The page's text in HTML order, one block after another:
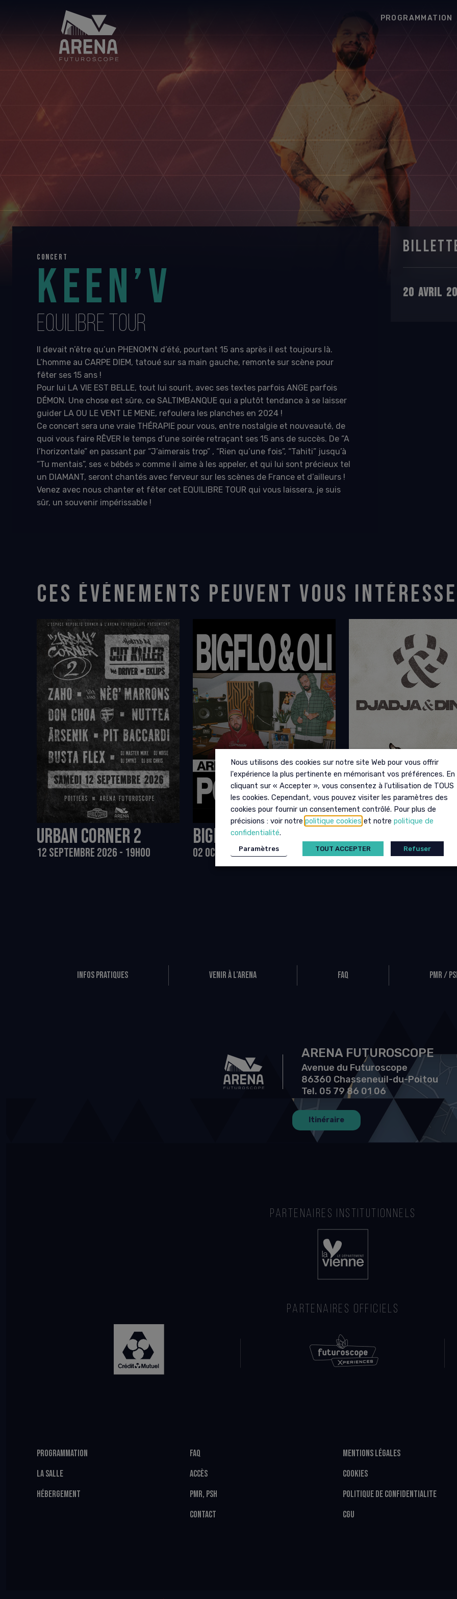
Arena
Futuroscope
PROGRAMMATION
CONCERT
KEEN’V
EQUILIBRE TOUR
Il devait n’être qu’un PHENOM’N d’été, pourtant 15 ans après il est toujours là.
L’homme au CARPE DIEM, tatoué sur sa main gauche, remonte sur scène pour
fêter ses 15 ans !
Pour lui LA VIE EST BELLE, tout lui sourit, avec ses textes parfois ANGE parfois
DÉMON. Une chose est sûre, ce SALTIMBANQUE qui a plutôt tendance à se laisser
guider LA OU LE VENT LE MENE, refoulera les planches en 2024 !
Ce concert sera une vraie THÉRAPIE pour vous, entre nostalgie et nouveauté, de
quoi vous faire RÊVER le temps d’une soirée retraçant ses 15 ans de succès. De “A
l’horizontale” en passant par “J’aimerais trop” , “Rien qu’une fois”, “Tahiti” jusqu’à
“Tu mentais”, ses « bébés » comme il aime à les appeler, et qui lui sont précieux tel
un DIAMANT, seront chantés avec ferveur sur les scènes de France et d’ailleurs !
Venez avec nous chanter et fêter cet EQUILIBRE TOUR qui vous laissera, je suis
sûr, un souvenir impérissable !
20 AVRIL
CES ÉVÉNEMENTS PEUVENT VOUS
URBAN CORNER 2
12 SEPTEMBRE 2026 - 19H00
BIGFLO & OLI
02 OCTOBRE 2026 - 20H00
DJADJA & DINAZ
08 OCTOBRE 2026 - 20H00
Infos pratiques Venir à l’Arena FAQ PMR /
ARENA FUTUROSCOPE
Avenue du Futuroscope
86360 Chasseneuil-du-Poitou
Tel. 05 79 86 01 06
Itinéraire
PARTENAIRES INSTITUTIONNELS
PARTENAIRES OFFICIELS
PROGRAMMATION
LA SALLE
HÉBERGEMENT
FAQ
ACCÈS
PMR, PSH
CONTACT
MENTIONS LÉGALES
COOKIES
POLITIQUE DE CONFIDENTIALITE
CGU
Nous utilisons des cookies sur notre site Web pour vous offrir
l'expérience la plus pertinente en mémorisant vos préférences. En
cliquant sur « Accepter », vous consentez à l'utilisation de TOUS
les cookies. Cependant, vous pouvez visiter les paramètres des
cookies pour fournir un consentement contrôlé. Pour plus de
précisions : voir notre politique cookies et notre politique de
confidentialité.
Paramètres TOUT ACCEPTER Refuser